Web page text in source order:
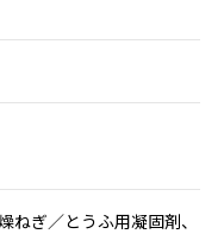
ぎ／とうふ用凝固剤、